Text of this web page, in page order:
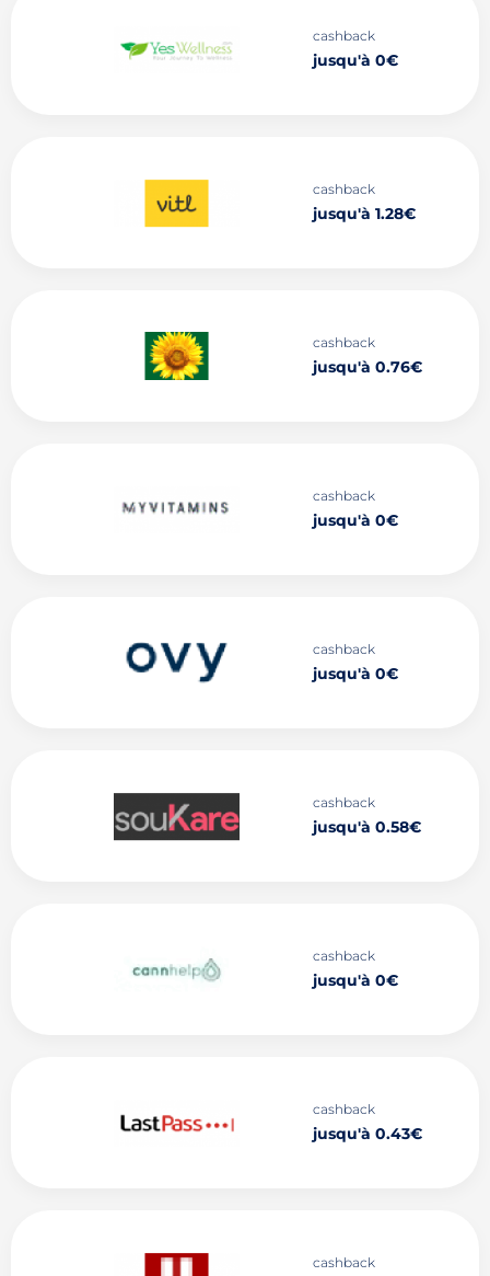
cashback
jusqu'à 0€
cashback
jusqu'à 1.28€
cashback
jusqu'à 0.76€
cashback
jusqu'à 0€
cashback
jusqu'à 0€
cashback
jusqu'à 0.58€
cashback
jusqu'à 0€
cashback
jusqu'à 0.43€
cashback